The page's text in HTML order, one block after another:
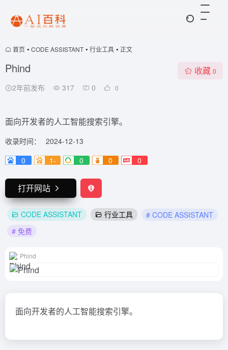
首页 • CODE ASSISTANT • 行业工具 • 正文
Phind
2年前发布 317 0 0
收藏 0
面向开发者的人工智能搜索引擎。
收录时间：
2024-12-13
0
1- 0 0 0
打开网站
CODE ASSISTANT 行业工具
# CODE ASSISTANT
# 免费
Phind
面向开发者的人工智能搜索引擎。